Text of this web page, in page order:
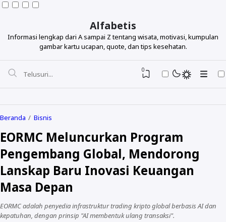
Alfabetis
Informasi lengkap dari A sampai Z tentang wisata, motivasi, kumpulan
gambar kartu ucapan, quote, dan tips kesehatan.
Berdasarkan Topik
Berdasarkan Tokoh
Lihat Semua Quotes
0
Beranda Bisnis
EORMC Meluncurkan Program
Pengembang Global, Mendorong
Lanskap Baru Inovasi Keuangan
Masa Depan
EORMC adalah penyedia infrastruktur trading kripto global berbasis AI dan
kepatuhan, dengan prinsip "AI membentuk ulang transaksi".